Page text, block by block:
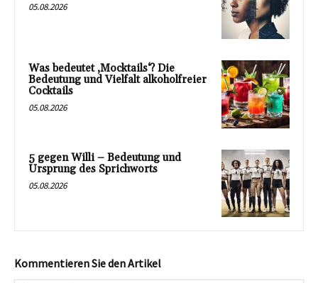
05.08.2026
Was bedeutet ‚Mocktails‘? Die
Bedeutung und Vielfalt alkoholfreier
Cocktails
05.08.2026
5 gegen Willi – Bedeutung und
Ursprung des Sprichworts
05.08.2026
Kommentieren Sie den Artikel